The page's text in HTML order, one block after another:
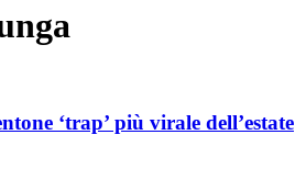
‘trap’ più virale dell’estate